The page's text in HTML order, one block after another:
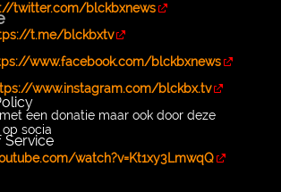
twitter.com/blckbxnews
t.me/blckbxtv
www.facebook.com/blckbxnews
www.instagram.com/blckbx.tv
een donatie maar ook door deze
socia
watch?v=Kt1xy3LmwqQ
Service